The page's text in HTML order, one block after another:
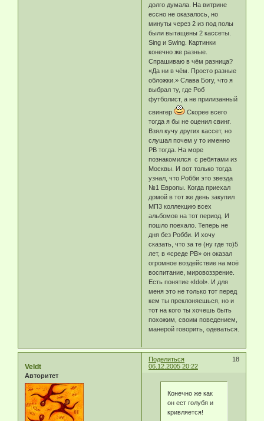
долго думала. На витрине
ессно не оказалось, но
минуты через 2 из под полы
были вытащены 2 кассеты.
Sing и Swing. Картинки
конечно же разные.
Спрашиваю в чём разница?
«Да ни в чём. Просто разные
обложки.» Слава Богу, что я
выбрал ту, где Роб
футболист, а не прилизанный
свингер
Скорее всего
тогда я бы не оценил свинг.
Взял кучу других кассет, но
слушал почем у то именно
РВ тогда. На море
познакомился с ребятами из
Москвы. И вот только тогда
узнал, что Робби это звезда
№1 Европы. Когда приехал
домой в тот же день закупил
МП3 коллекцию всех
альбомов на тот период. И
пошло поехало. Теперь не
дня без Робби. И хочу
сказать, что за те (ну где то)5
лет, в «среде РВ» он оказал
огромное воздействие на моё
воспитание, мировоззрение.
Есть понятие «Idol». И для
меня это не только тот перед
кем ты преклоняешься, но и
тот на кого ты хочешь быть
похожим, своим поведением,
манерой говорить, одеваться.
Поделиться
18
06.12.2005 20:22
Veldt
Авторитет
Конечно же как
он ест голубя и
кривляется!